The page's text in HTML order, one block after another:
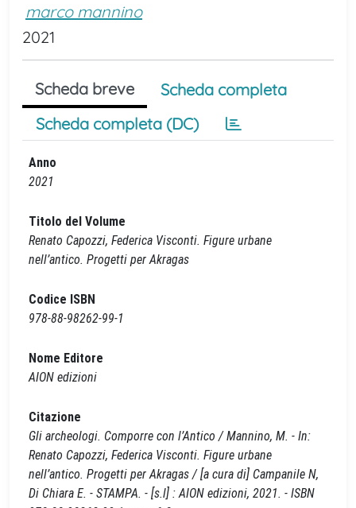
marco mannino
2021
Scheda breve
Scheda completa
Scheda completa (DC)
Anno
2021
Titolo del Volume
Renato Capozzi, Federica Visconti. Figure urbane
nell’antico. Progetti per Akragas
Codice ISBN
978-88-98262-99-1
Nome Editore
AION edizioni
Citazione
Gli archeologi. Comporre con l’Antico / Mannino, M. - In:
Renato Capozzi, Federica Visconti. Figure urbane
nell’antico. Progetti per Akragas / [a cura di] Campanile N,
Di Chiara E. - STAMPA. - [s.l] : AION edizioni, 2021. - ISBN